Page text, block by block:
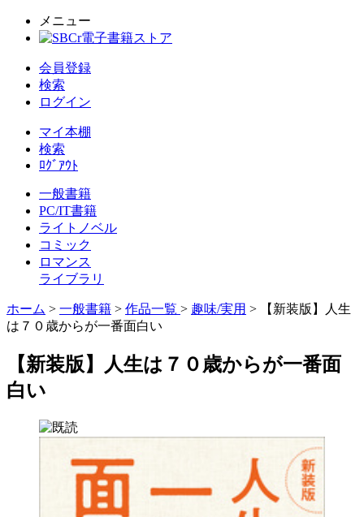
メニュー
会員登録
検索
ログイン
マイ本棚
検索
ﾛｸﾞｱｳﾄ
一般書籍
PC/IT書籍
ライトノベル
コミック
ロマンス
ライブラリ
ホーム > 一般書籍 > 作品一覧 > 趣味/実用 > 【新装版】人生
は７０歳からが一番面白い
【新装版】人生は７０歳からが一番面
白い